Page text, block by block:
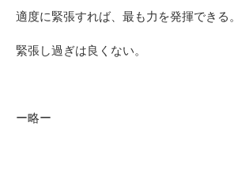
適度に緊張すれば、最も力を発揮できる。
緊張し過ぎは良くない。
ー略ー